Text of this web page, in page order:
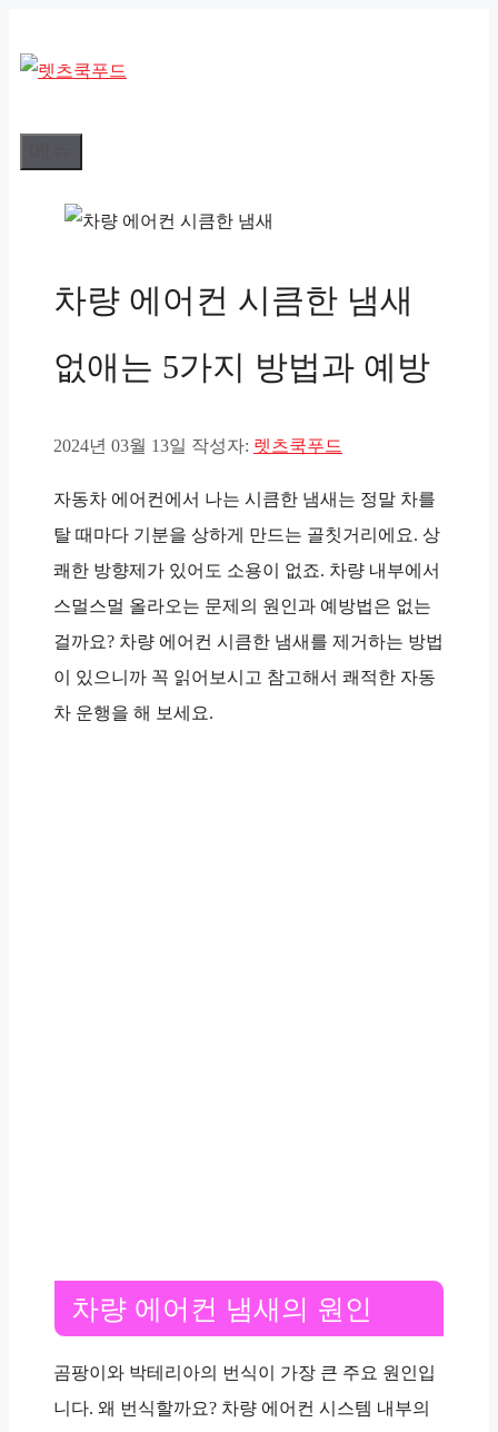
텐
로
건
차량 에어컨 시큼한 냄새
없애는 5가지 방법과 예방
2024년 03월 13일 작성자: 렛츠쿡푸드
자동차 에어컨에서 나는 시큼한 냄새는 정말 차를
탈 때마다 기분을 상하게 만드는 골칫거리에요. 상
쾌한 방향제가 있어도 소용이 없죠. 차량 내부에서
스멀스멀 올라오는 문제의 원인과 예방법은 없는
걸까요? 차량 에어컨 시큼한 냄새를 제거하는 방법
이 있으니까 꼭 읽어보시고 참고해서 쾌적한 자동
차 운행을 해 보세요.
차량 에어컨 냄새의 원인
곰팡이와 박테리아의 번식이 가장 큰 주요 원인입
니다. 왜 번식할까요? 차량 에어컨 시스템 내부의